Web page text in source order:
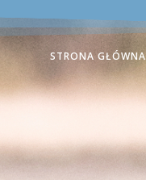
STRONA GŁÓWNA